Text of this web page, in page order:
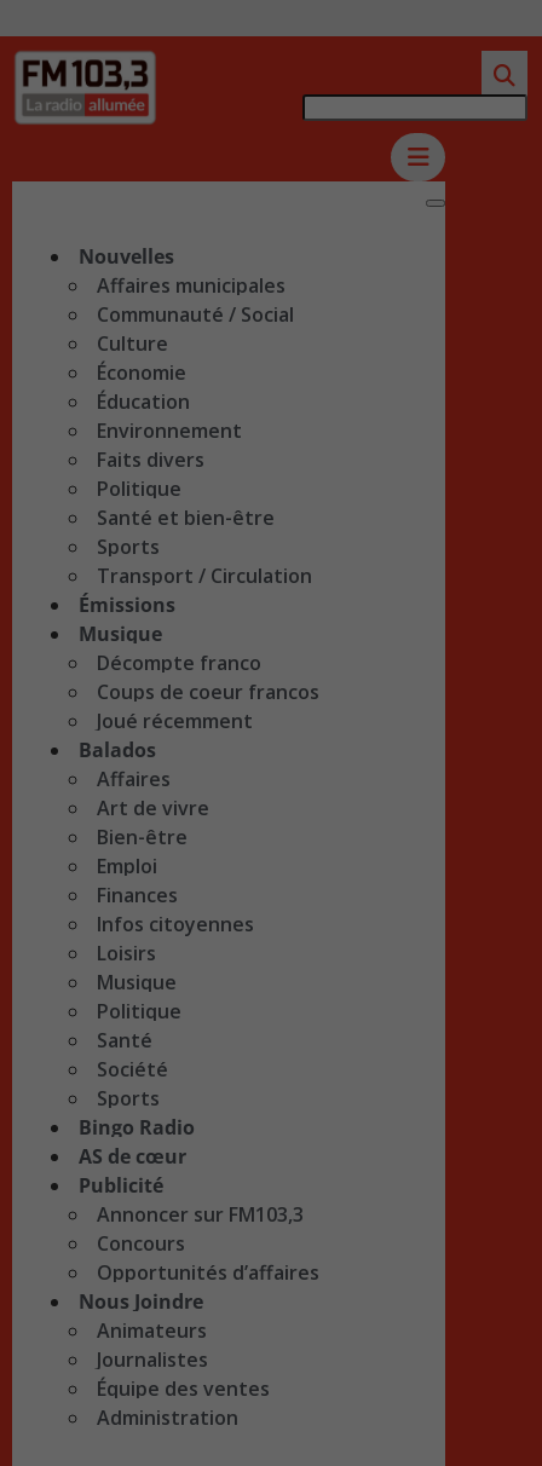
Nouvelles
Affaires municipales
Communauté / Social
Culture
Économie
Éducation
Environnement
Faits divers
Politique
Santé et bien-être
Sports
Transport / Circulation
Émissions
Musique
Décompte franco
Coups de coeur francos
Joué récemment
Balados
Affaires
Art de vivre
Bien-être
Emploi
Finances
Infos citoyennes
Loisirs
Musique
Politique
Santé
Société
Sports
Bingo Radio
AS de cœur
Publicité
Annoncer sur FM103,3
Concours
Opportunités d’affaires
Nous Joindre
Animateurs
Journalistes
Équipe des ventes
Administration